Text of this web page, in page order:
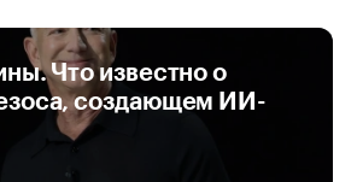
Что известно о
создающем ИИ-